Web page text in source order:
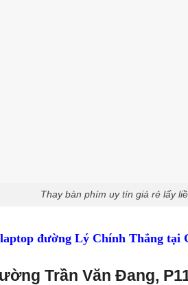
Thay bàn phím uy tín giá rẻ lấy
đường Lý Chính Thắng tại
Trần Văn Đang,